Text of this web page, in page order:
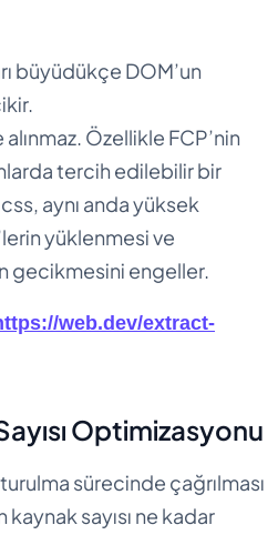
büyüdükçe DOM’un
Özellikle FCP’nin
tercih edilebilir bir
aynı anda yüksek
yüklenmesi ve
gecikmesini engeller.
web.dev/extract-
Optimizasyonu
sürecinde çağrılması
sayısı ne kadar